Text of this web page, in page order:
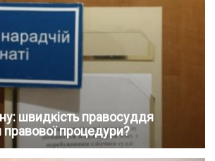
швидкість правосуддя
процедури?